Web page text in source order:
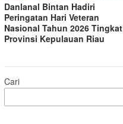
Danlanal Bintan Hadiri
Peringatan Hari Veteran
Nasional Tahun 2026 Tingkat
Provinsi Kepulauan Riau
Cari